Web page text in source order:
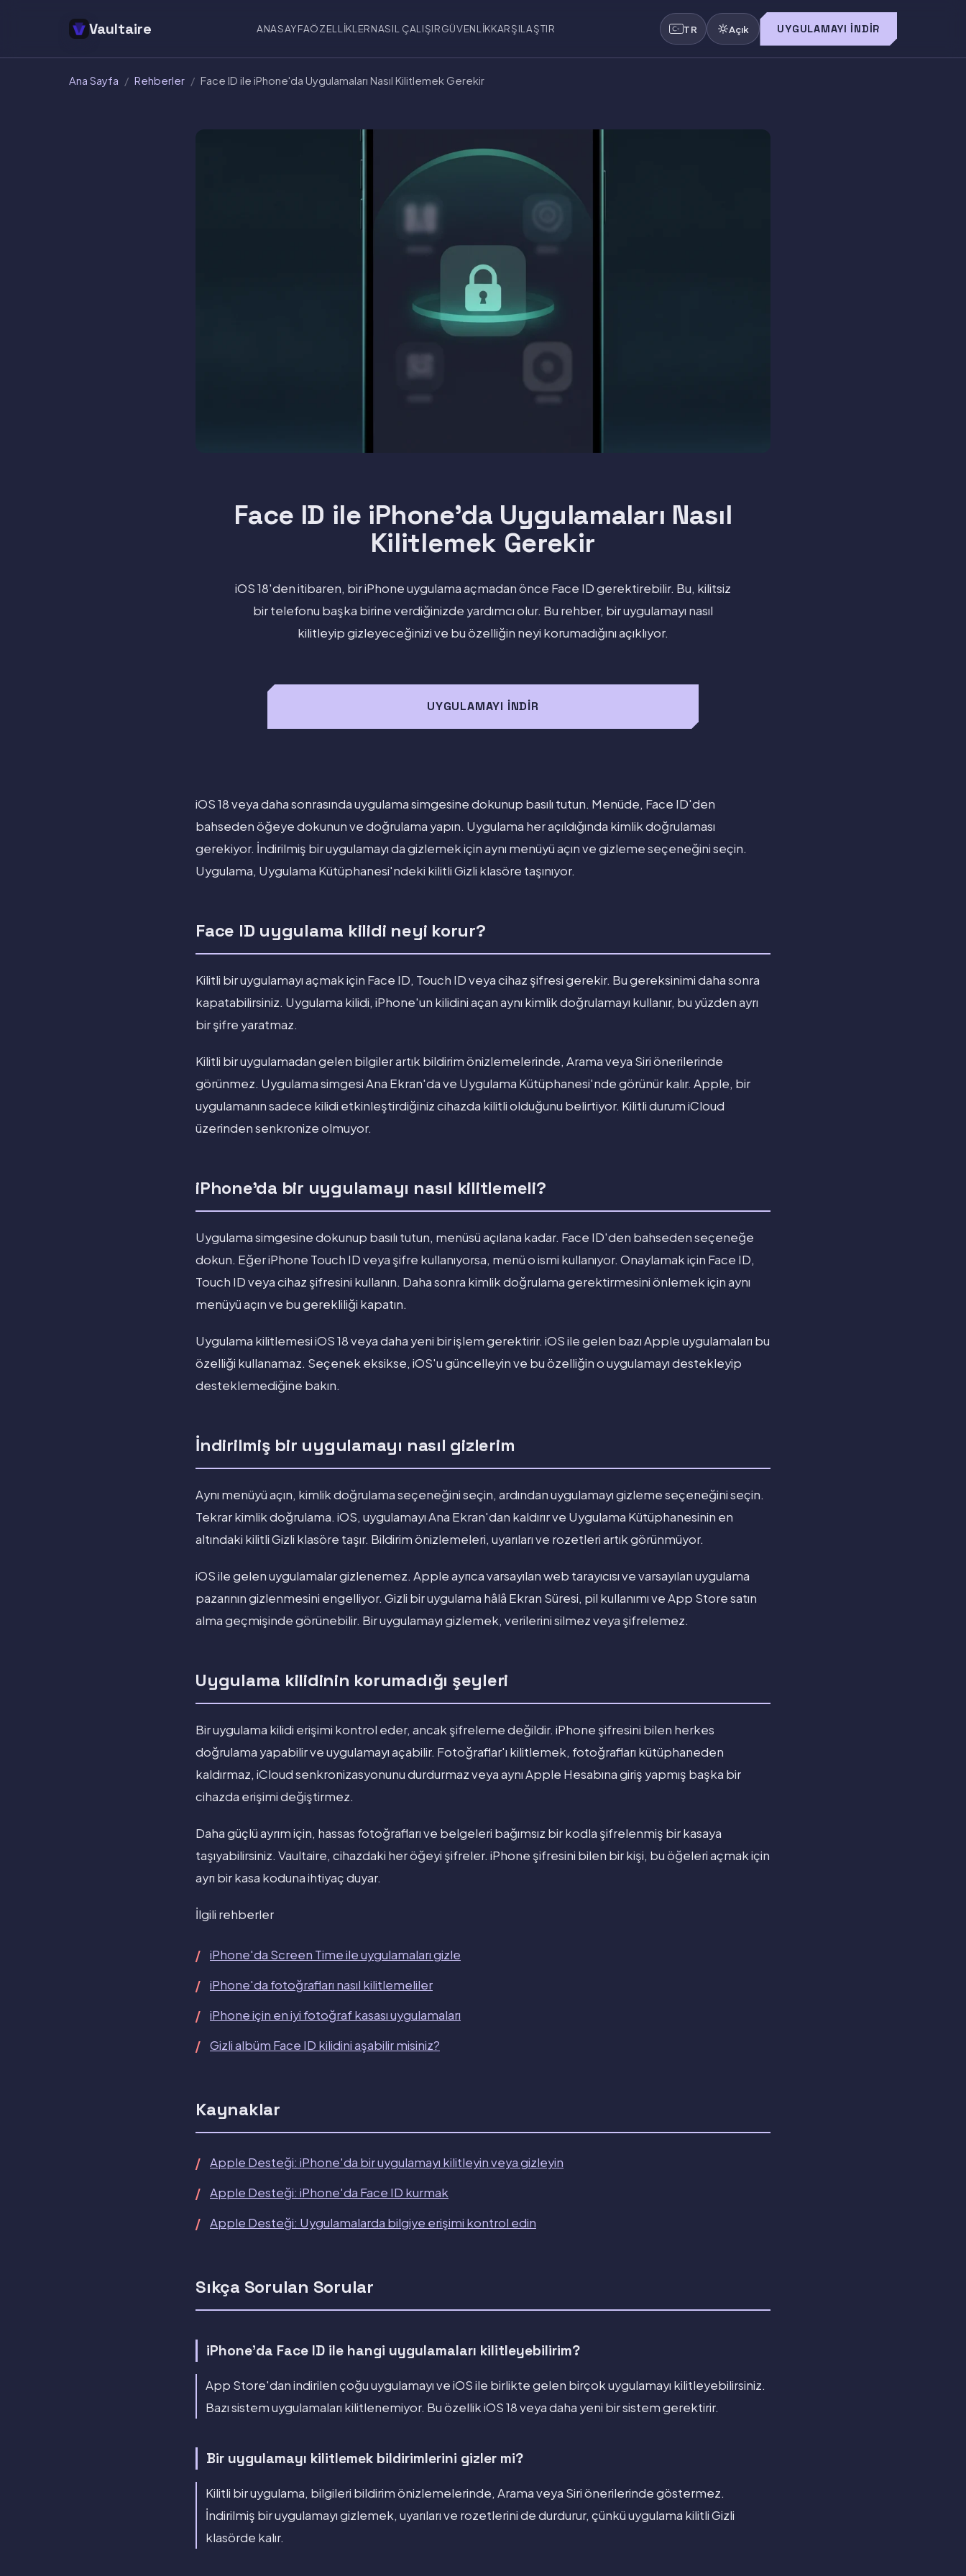
Vaultaire ANASAYFAÖZELLIKLERNASIL ÇALIŞIRGÜVENLIKKARŞILAŞTIR TR Açık UYGULAMAYI İNDIR
Ana Sayfa / Rehberler / Face ID ile iPhone'da Uygulamaları Nasıl Kilitlemek Gerekir
Face ID ile iPhone'da Uygulamaları Nasıl
Kilitlemek Gerekir
iOS 18'den itibaren, bir iPhone uygulama açmadan önce Face ID gerektirebilir. Bu, kilitsiz
bir telefonu başka birine verdiğinizde yardımcı olur. Bu rehber, bir uygulamayı nasıl
kilitleyip gizleyeceğinizi ve bu özelliğin neyi korumadığını açıklıyor.
UYGULAMAYI İNDIR
iOS 18 veya daha sonrasında uygulama simgesine dokunup basılı tutun. Menüde, Face ID'den
bahseden öğeye dokunun ve doğrulama yapın. Uygulama her açıldığında kimlik doğrulaması
gerekiyor. İndirilmiş bir uygulamayı da gizlemek için aynı menüyü açın ve gizleme seçeneğini seçin.
Uygulama, Uygulama Kütüphanesi'ndeki kilitli Gizli klasöre taşınıyor.
Face ID uygulama kilidi neyi korur?
Kilitli bir uygulamayı açmak için Face ID, Touch ID veya cihaz şifresi gerekir. Bu gereksinimi daha sonra
kapatabilirsiniz. Uygulama kilidi, iPhone'un kilidini açan aynı kimlik doğrulamayı kullanır, bu yüzden ayrı
bir şifre yaratmaz.
Kilitli bir uygulamadan gelen bilgiler artık bildirim önizlemelerinde, Arama veya Siri önerilerinde
görünmez. Uygulama simgesi Ana Ekran'da ve Uygulama Kütüphanesi'nde görünür kalır. Apple, bir
uygulamanın sadece kilidi etkinleştirdiğiniz cihazda kilitli olduğunu belirtiyor. Kilitli durum iCloud
üzerinden senkronize olmuyor.
iPhone'da bir uygulamayı nasıl kilitlemeli?
Uygulama simgesine dokunup basılı tutun, menüsü açılana kadar. Face ID'den bahseden seçeneğe
dokun. Eğer iPhone Touch ID veya şifre kullanıyorsa, menü o ismi kullanıyor. Onaylamak için Face ID,
Touch ID veya cihaz şifresini kullanın. Daha sonra kimlik doğrulama gerektirmesini önlemek için aynı
menüyü açın ve bu gerekliliği kapatın.
Uygulama kilitlemesi iOS 18 veya daha yeni bir işlem gerektirir. iOS ile gelen bazı Apple uygulamaları bu
özelliği kullanamaz. Seçenek eksikse, iOS'u güncelleyin ve bu özelliğin o uygulamayı destekleyip
desteklemediğine bakın.
İndirilmiş bir uygulamayı nasıl gizlerim
Aynı menüyü açın, kimlik doğrulama seçeneğini seçin, ardından uygulamayı gizleme seçeneğini seçin.
Tekrar kimlik doğrulama. iOS, uygulamayı Ana Ekran'dan kaldırır ve Uygulama Kütüphanesinin en
altındaki kilitli Gizli klasöre taşır. Bildirim önizlemeleri, uyarıları ve rozetleri artık görünmüyor.
iOS ile gelen uygulamalar gizlenemez. Apple ayrıca varsayılan web tarayıcısı ve varsayılan uygulama
pazarının gizlenmesini engelliyor. Gizli bir uygulama hâlâ Ekran Süresi, pil kullanımı ve App Store satın
alma geçmişinde görünebilir. Bir uygulamayı gizlemek, verilerini silmez veya şifrelemez.
Uygulama kilidinin korumadığı şeyleri
Bir uygulama kilidi erişimi kontrol eder, ancak şifreleme değildir. iPhone şifresini bilen herkes
doğrulama yapabilir ve uygulamayı açabilir. Fotoğraflar'ı kilitlemek, fotoğrafları kütüphaneden
kaldırmaz, iCloud senkronizasyonunu durdurmaz veya aynı Apple Hesabına giriş yapmış başka bir
cihazda erişimi değiştirmez.
Daha güçlü ayrım için, hassas fotoğrafları ve belgeleri bağımsız bir kodla şifrelenmiş bir kasaya
taşıyabilirsiniz. Vaultaire, cihazdaki her öğeyi şifreler. iPhone şifresini bilen bir kişi, bu öğeleri açmak için
ayrı bir kasa koduna ihtiyaç duyar.
İlgili rehberler
iPhone'da Screen Time ile uygulamaları gizle
iPhone'da fotoğrafları nasıl kilitlemeliler
iPhone için en iyi fotoğraf kasası uygulamaları
Gizli albüm Face ID kilidini aşabilir misiniz?
Kaynaklar
Apple Desteği: iPhone'da bir uygulamayı kilitleyin veya gizleyin
Apple Desteği: iPhone'da Face ID kurmak
Apple Desteği: Uygulamalarda bilgiye erişimi kontrol edin
Sıkça Sorulan Sorular
iPhone'da Face ID ile hangi uygulamaları kilitleyebilirim?
App Store'dan indirilen çoğu uygulamayı ve iOS ile birlikte gelen birçok uygulamayı kilitleyebilirsiniz.
Bazı sistem uygulamaları kilitlenemiyor. Bu özellik iOS 18 veya daha yeni bir sistem gerektirir.
Bir uygulamayı kilitlemek bildirimlerini gizler mi?
Kilitli bir uygulama, bilgileri bildirim önizlemelerinde, Arama veya Siri önerilerinde göstermez.
İndirilmiş bir uygulamayı gizlemek, uyarıları ve rozetlerini de durdurur, çünkü uygulama kilitli Gizli
klasörde kalır.